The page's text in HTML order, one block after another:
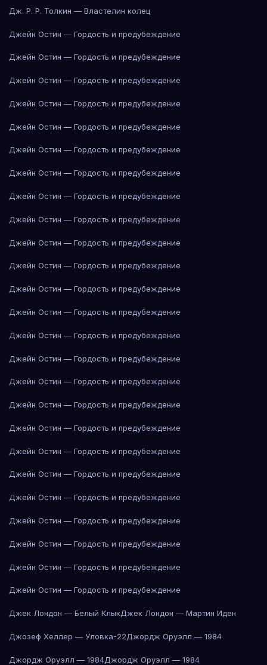
Дж. Р. Р. Толкин — Властелин колец
Джейн Остин — Гордость и предубеждение
Джейн Остин — Гордость и предубеждение
Джейн Остин — Гордость и предубеждение
Джейн Остин — Гордость и предубеждение
Джейн Остин — Гордость и предубеждение
Джейн Остин — Гордость и предубеждение
Джейн Остин — Гордость и предубеждение
Джейн Остин — Гордость и предубеждение
Джейн Остин — Гордость и предубеждение
Джейн Остин — Гордость и предубеждение
Джейн Остин — Гордость и предубеждение
Джейн Остин — Гордость и предубеждение
Джейн Остин — Гордость и предубеждение
Джейн Остин — Гордость и предубеждение
Джейн Остин — Гордость и предубеждение
Джейн Остин — Гордость и предубеждение
Джейн Остин — Гордость и предубеждение
Джейн Остин — Гордость и предубеждение
Джейн Остин — Гордость и предубеждение
Джейн Остин — Гордость и предубеждение
Джейн Остин — Гордость и предубеждение
Джейн Остин — Гордость и предубеждение
Джейн Остин — Гордость и предубеждение
Джейн Остин — Гордость и предубеждение
Джейн Остин — Гордость и предубеждение
Джек Лондон — Белый КлыкДжек Лондон — Мартин Иден
Джозеф Хеллер — Уловка-22Джордж Оруэлл — 1984
Джордж Оруэлл — 1984Джордж Оруэлл — 1984